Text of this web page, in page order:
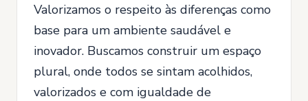
Valorizamos o respeito às diferenças como
base para um ambiente saudável e
inovador. Buscamos construir um espaço
plural, onde todos se sintam acolhidos,
valorizados e com igualdade de